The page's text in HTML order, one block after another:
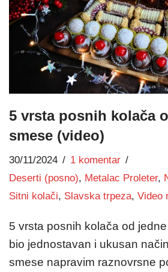
5 vrsta posnih kolača
smese (video)
30/11/2024
1 komentar
Deserti (posno), Metalac Proleter,
Sitni kolači, Slavska trpeza, Video
5 vrsta posnih kolača od
bio jednostavan i ukusan
smese napravim raznovrsne